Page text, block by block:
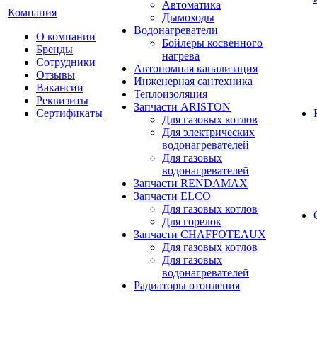
Компания
О компании
Бренды
Сотрудники
Отзывы
Вакансии
Реквизиты
Сертификаты
Автоматика
Дымоходы
Водонагреватели
Бойлеры косвенного
нагрева
Автономная канализация
Инженерная сантехника
Теплоизоляция
Запчасти ARISTON
Для газовых котлов
Для электрических
водонагревателей
Для газовых
водонагревателей
Запчасти RENDAMAX
Запчасти ELCO
Для газовых котлов
Для горелок
Запчасти CHAFFOTEAUX
Для газовых котлов
Для газовых
водонагревателей
Радиаторы отопления